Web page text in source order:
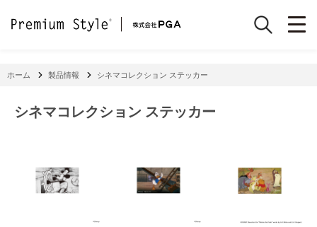
ホーム 製品情報 シネマコレクション ステッカー
シネマコレクション ステッカー